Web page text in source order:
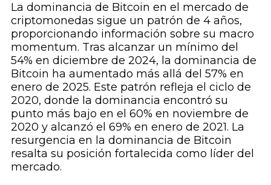
La dominancia de Bitcoin en el mercado de
criptomonedas sigue un patrón de 4 años,
proporcionando información sobre su macro
momentum. Tras alcanzar un mínimo del
54% en diciembre de 2024, la dominancia de
Bitcoin ha aumentado más allá del 57% en
enero de 2025. Este patrón refleja el ciclo de
2020, donde la dominancia encontró su
punto más bajo en el 60% en noviembre de
2020 y alcanzó el 69% en enero de 2021. La
resurgencia en la dominancia de Bitcoin
resalta su posición fortalecida como líder del
mercado.